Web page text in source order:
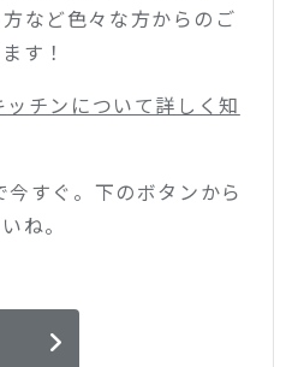
など色々な方からのご
す！
チンについて詳しく知
すぐ。下のボタンから
ね。